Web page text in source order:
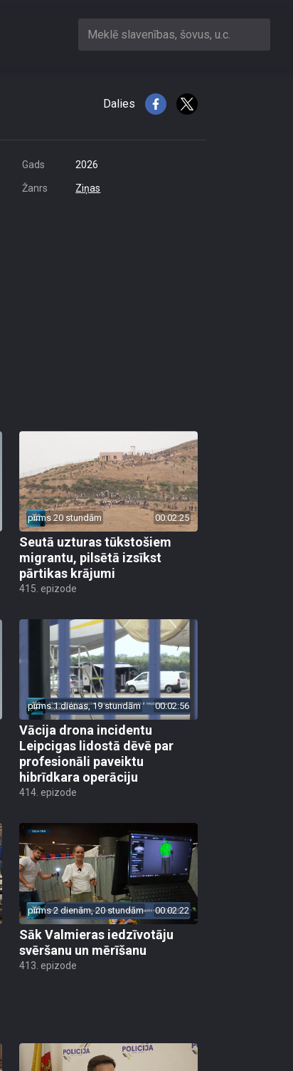
Meklē slavenības, šovus, u.c.
Dalies
Gads 2026
Žanrs Ziņas
pirms 20 stundām 00:02:25
Seutā uzturas tūkstošiem
migrantu, pilsētā izsīkst
pārtikas krājumi
415. epizode
pirms 1 dienas, 19 stundām 00:02:56
Vācija drona incidentu
Leipcigas lidostā dēvē par
profesionāli paveiktu
hibrīdkara operāciju
414. epizode
pirms 2 dienām, 20 stundām 00:02:22
Sāk Valmieras iedzīvotāju
svēršanu un mērīšanu
413. epizode